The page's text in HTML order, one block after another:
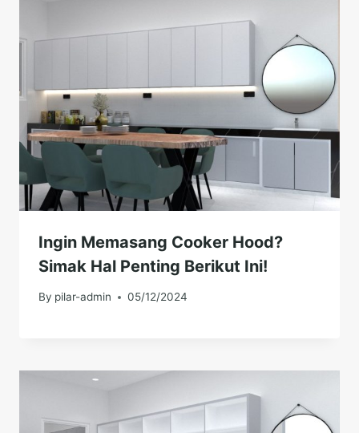
Ingin Memasang Cooker Hood?
Simak Hal Penting Berikut Ini!
By pilar-admin 05/12/2024